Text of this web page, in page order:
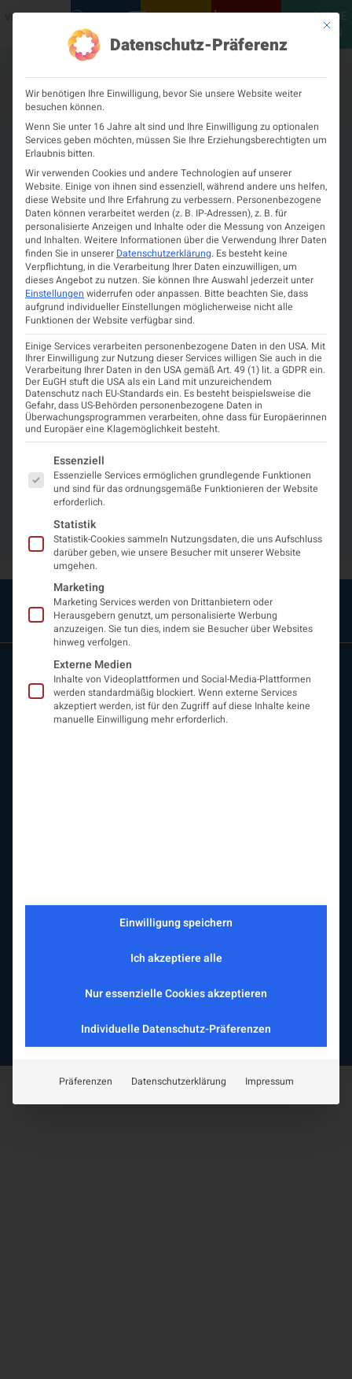
VERANSTALTUNGENPODCASTS NEUROLOGISCH KONTAKT
MEINE
ÖGN
Österreichische Multiple
Sklerose Bibliothek (ÖMSB)
Mai 21, 2024 11:31 a.m.
ZAHLREICHE MS-EXPERTEN
UND MS-EXPERTINNEN AUS
GANZ ÖSTERREICH HABEN
DIESEN GOLDSTANDARD ÜBER
DAS AKTUELLE WISSEN ZUR
MULTIPLEN SKLEROSE
ZUSAMMENGESTELLT.
Entwicklung der Neurologoie
Datenschutzerklärung
Mit
Datenschutz-Präferenz
Wir benötigen Ihre Einwilligung, bevor Sie unsere Website weiter
besuchen können.
Wenn Sie unter 16 Jahre alt sind und Ihre Einwilligung zu optionalen
Services geben möchten, müssen Sie Ihre Erziehungsberechtigten um
Erlaubnis bitten.
Wir verwenden Cookies und andere Technologien auf unserer
Website. Einige von ihnen sind essenziell, während andere uns helfen,
diese Website und Ihre Erfahrung zu verbessern. Personenbezogene
Daten können verarbeitet werden (z. B. IP-Adressen), z. B. für
personalisierte Anzeigen und Inhalte oder die Messung von Anzeigen
und Inhalten.Weitere Informationen über die Verwendung Ihrer Daten
finden Sie in unserer Datenschutzerklärung. Es besteht keine
Verpflichtung, in die Verarbeitung Ihrer Daten einzuwilligen, um
dieses Angebot zu nutzen.Sie können Ihre Auswahl jederzeit unter
Einstellungen widerrufen oder anpassen. Bitte beachten Sie, dass
aufgrund individueller Einstellungen möglicherweise nicht alle
Funktionen der Website verfügbar sind.
Einige Services verarbeiten personenbezogene Daten in den USA. Mit
Ihrer Einwilligung zur Nutzung dieser Services willigen Sie auch in die
Verarbeitung Ihrer Daten in den USA gemäß Art. 49 (1) lit. a GDPR ein.
Der EuGH stuft die USA als ein Land mit unzureichendem
Datenschutz nach EU-Standards ein. Es besteht beispielsweise die
Gefahr, dass US-Behörden personenbezogene Daten in
Überwachungsprogrammen verarbeiten, ohne dass für Europäerinnen
und Europäer eine Klagemöglichkeit besteht.
Es folgt eine Liste der Service-Gruppen, für die eine
Essenziell
Essenzielle Services ermöglichen grundlegende Funktionen
und sind für das ordnungsgemäße Funktionieren der Website
erforderlich.
Statistik
Statistik-Cookies sammeln Nutzungsdaten, die uns Aufschluss
darüber geben, wie unsere Besucher mit unserer Website
umgehen.
Marketing
Marketing Services werden von Drittanbietern oder
Herausgebern genutzt, um personalisierte Werbung
anzuzeigen. Sie tun dies, indem sie Besucher über Websites
hinweg verfolgen.
Externe Medien
Inhalte von Videoplattformen und Social-Media-Plattformen
werden standardmäßig blockiert. Wenn externe Services
akzeptiert werden, ist für den Zugriff auf diese Inhalte keine
manuelle Einwilligung mehr erforderlich.
Einwilligung speichern
Ich akzeptiere alle
Nur essenzielle Cookies akzeptieren
Individuelle Datenschutz-Präferenzen
Präferenzen Datenschutzerklärung Impressum